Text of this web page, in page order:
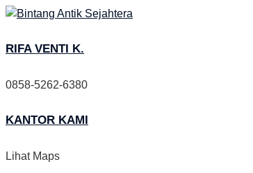
Skip
content
RIFA VENTI K.
0858-5262-6380
KANTOR KAMI
Lihat Maps